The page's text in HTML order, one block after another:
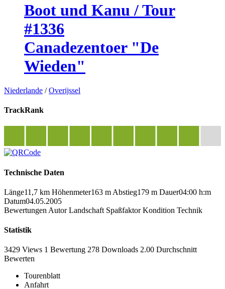
Boot und Kanu / Tour
#1336
Canadezentoer "De
Wieden"
Niederlande /Overijssel
TrackRank
Technische Daten
Länge11,7 km Höhenmeter163 m Abstieg179 m Dauer04:00 h:m
Datum04.05.2005
Bewertungen Autor Landschaft Spaßfaktor Kondition Technik
Statistik
3429 Views 1 Bewertung 278 Downloads 2.00 Durchschnitt
Bewerten
Tourenblatt
Anfahrt